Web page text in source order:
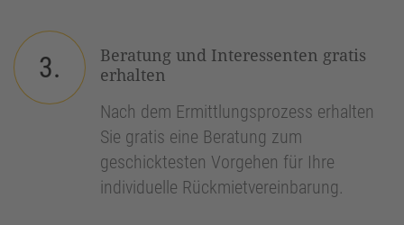
3.
Beratung und Interessenten gratis
erhalten
Nach dem Ermittlungsprozess erhalten
Sie gratis eine Beratung zum
geschicktesten Vorgehen für Ihre
individuelle Rückmietvereinbarung.